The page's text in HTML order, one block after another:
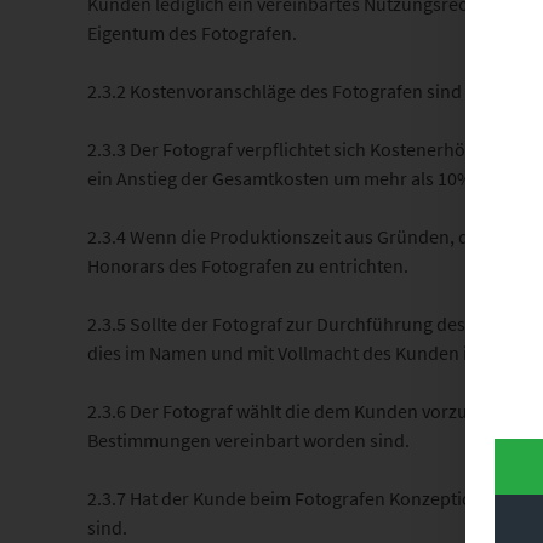
Eigentum des Fotografen.
2.3.2 Kostenvoranschläge des Fotografen sind stets
2.3.3 Der Fotograf verpflichtet sich Kostenerhöhungen
ein Anstieg der Gesamtkosten um mehr als 10% zu
2.3.4 Wenn die Produktionszeit aus Gründen, die nicht
Honorars des Fotografen zu entrichten.
2.3.5 Sollte der Fotograf zur Durchführung des
dies im Namen und mit Vollmacht des Kunden in Auftrag
2.3.6 Der Fotograf wählt die dem Kunden
Bestimmungen vereinbart worden sind.
2.3.7 Hat der Kunde beim Fotografen Konzeptionen
sind.